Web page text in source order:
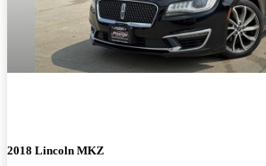
2018 Lincoln MKZ